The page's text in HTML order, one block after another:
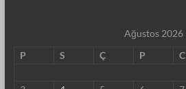
Ağustos 2026
P
S Ç P C